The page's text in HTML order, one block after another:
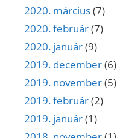
2020. március(7)
2020. február(7)
2020. január(9)
2019. december(6)
2019. november(5)
2019. február(2)
2019. január(1)